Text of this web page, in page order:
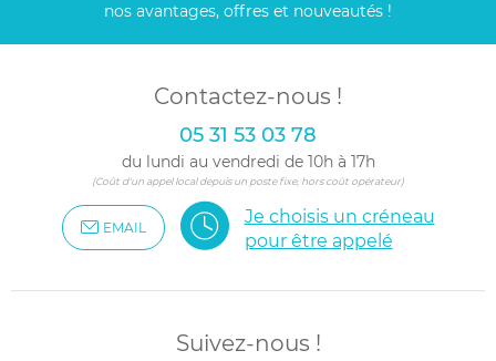
nos avantages, offres et nouveautés !
Contactez-nous !
05 31 53 03 78
du lundi au vendredi de 10h à 17h
(Coût d'un appel local depuis un poste fixe, hors coût opérateur)
EMAIL
Je choisis un créneau
pour être appelé
Suivez-nous !